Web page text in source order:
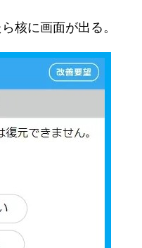
核に画面が出る。